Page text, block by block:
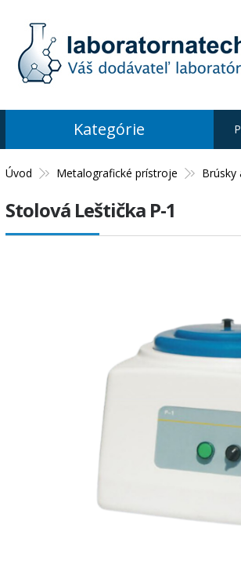
Úvod Metalografické prístroje Brúsky
Stolová Leštička P-1
Kategórie